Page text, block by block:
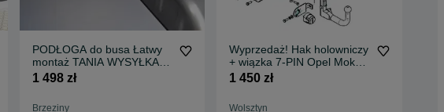
PODŁOGA do busa Łatwy
montaż TANIA WYSYŁKA
Zabudowa Busa Jumper L4
1 498 zł
Brzeziny
Wyprzedaż! Hak holowniczy
+ wiązka 7-PIN Opel Mokka
(2012-)
1 450 zł
Wolsztyn